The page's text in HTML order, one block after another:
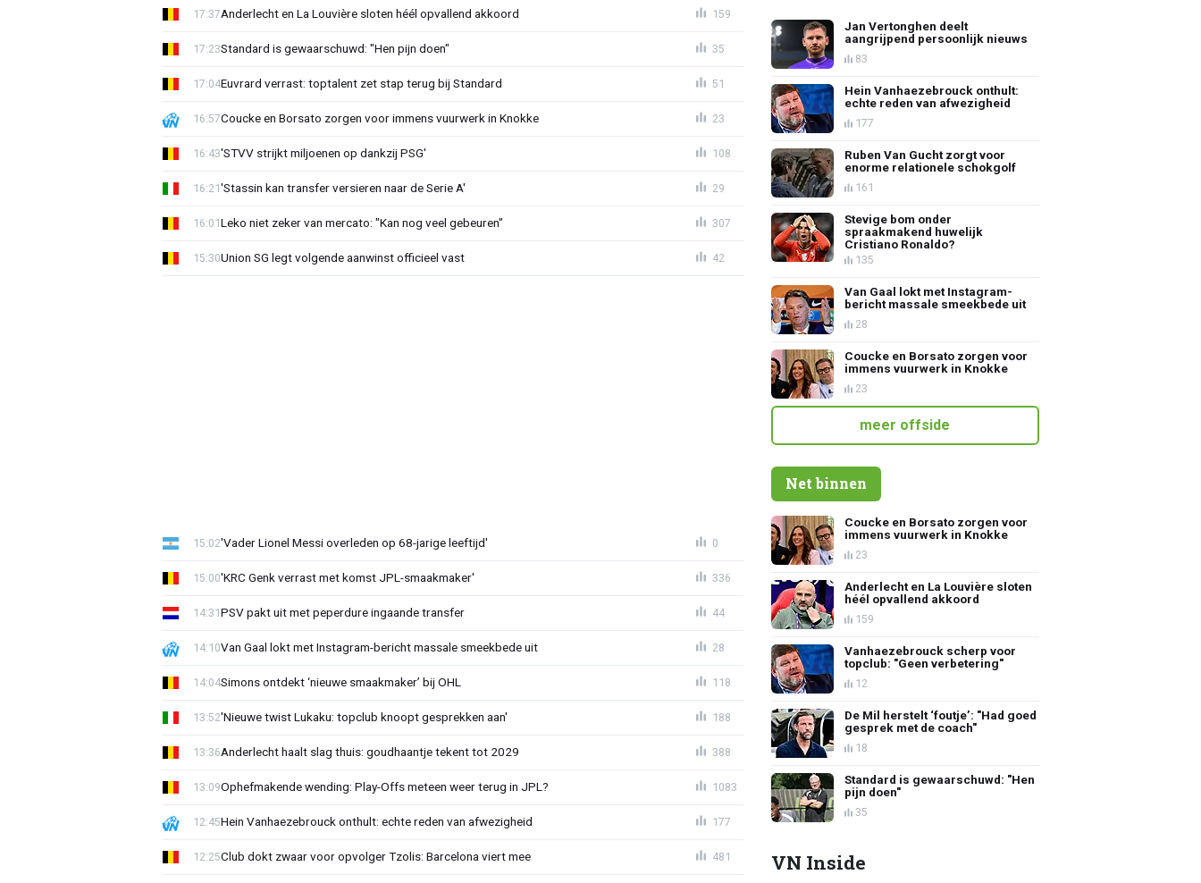
Anderlecht en La Louvière sloten héél opvallend akkoord
17:37 159
Standard is gewaarschuwd: "Hen pijn doen"
17:23 35
Euvrard verrast: toptalent zet stap terug bij Standard
17:04 51
Coucke en Borsato zorgen voor immens vuurwerk in Knokke
16:57 23
'STVV strijkt miljoenen op dankzij PSG'
16:43 108
'Stassin kan transfer versieren naar de Serie A'
16:21 29
Leko niet zeker van mercato: "Kan nog veel gebeuren"
16:01 307
Union SG legt volgende aanwinst officieel vast
15:30 42
'Vader Lionel Messi overleden op 68-jarige leeftijd'
15:02 0
'KRC Genk verrast met komst JPL-smaakmaker'
15:00 336
PSV pakt uit met peperdure ingaande transfer
14:31 44
Van Gaal lokt met Instagram-bericht massale smeekbede uit
14:10 28
Simons ontdekt ‘nieuwe smaakmaker’ bij OHL
14:04 118
'Nieuwe twist Lukaku: topclub knoopt gesprekken aan'
13:52 188
Anderlecht haalt slag thuis: goudhaantje tekent tot 2029
13:36 388
Ophefmakende wending: Play-Offs meteen weer terug in JPL?
13:09 1083
Hein Vanhaezebrouck onthult: echte reden van afwezigheid
12:45 177
Club dokt zwaar voor opvolger Tzolis: Barcelona viert mee
12:25 481
Jan Vertonghen deelt
aangrijpend persoonlijk nieuws
83
Hein Vanhaezebrouck onthult:
echte reden van afwezigheid
177
Ruben Van Gucht zorgt voor
enorme relationele schokgolf
161
Stevige bom onder
spraakmakend huwelijk
Cristiano Ronaldo?
135
Van Gaal lokt met Instagram-
bericht massale smeekbede uit
28
Coucke en Borsato zorgen voor
immens vuurwerk in Knokke
23
meer offside
Net binnen
Coucke en Borsato zorgen voor
immens vuurwerk in Knokke
23
Anderlecht en La Louvière sloten
héél opvallend akkoord
159
Vanhaezebrouck scherp voor
topclub: "Geen verbetering"
12
De Mil herstelt ‘foutje’: "Had goed
gesprek met de coach"
18
Standard is gewaarschuwd: "Hen
pijn doen"
35
VN Inside